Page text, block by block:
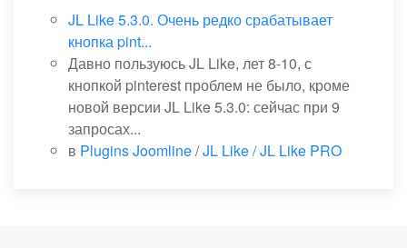
JL Like 5.3.0. Очень редко срабатывает
кнопка pint...
Давно пользуюсь JL Like, лет 8-10, с
кнопкой pinterest проблем не было, кроме
новой версии JL Like 5.3.0: сейчас при 9
запросах...
в Plugins Joomline/JL Like / JL Like PRO